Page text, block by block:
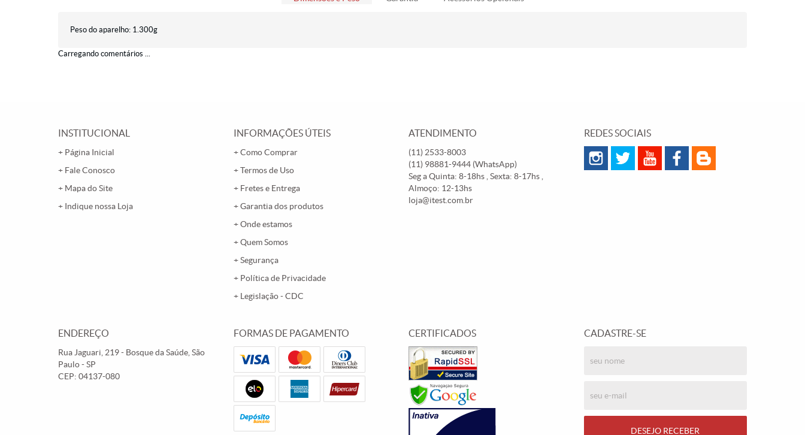
Peso do aparelho: 1.300g
Carregando comentários ...
INSTITUCIONAL
Página Inicial
Fale Conosco
Mapa do Site
Indique nossa Loja
INFORMAÇÕES ÚTEIS
Como Comprar
Termos de Uso
Fretes e Entrega
Garantia dos produtos
Onde estamos
Quem Somos
Segurança
Política de Privacidade
Legislação - CDC
ATENDIMENTO
(11) 2533-8003
(11) 98881-9444 (WhatsApp)
Seg a Quinta: 8-18hs , Sexta: 8-17hs ,
Almoço: 12-13hs
loja@itest.com.br
REDES SOCIAIS
ENDEREÇO
Rua Jaguari, 219- Bosque da Saúde, São
Paulo-SP
CEP: 04137-080
FORMAS DE PAGAMENTO CERTIFICADOS CADASTRE-SE
DESEJO RECEBER